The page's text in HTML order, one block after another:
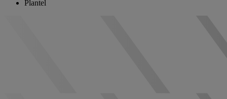
Plantel